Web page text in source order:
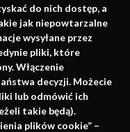
do nich dostęp, a
jak niepowtarzalne
wysyłane przez
pliki, które
Włączenie
decyzji. Możecie
lub odmówić ich
takie będą).
plików cookie” –